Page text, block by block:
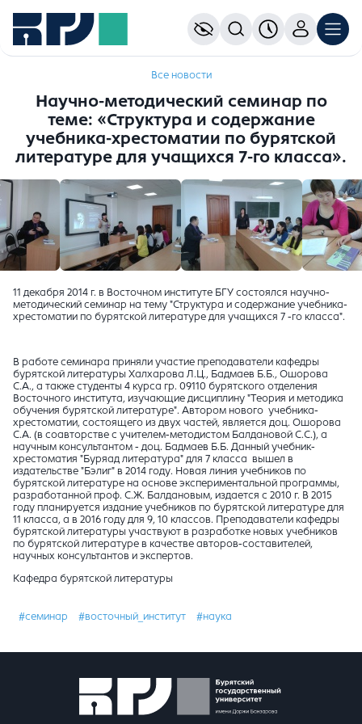
Все новости
Научно-методический семинар по
теме: «Структура и содержание
учебника-хрестоматии по бурятской
литературе для учащихся 7-го класса».
11 декабря 2014 г. в Восточном институте БГУ состоялся научно-
методический семинар на тему "Структура и содержание учебника-
хрестоматии по бурятской литературе для учащихся 7 -го класса".
В работе семинара приняли участие преподаватели кафедры
бурятской литературы Халхарова Л.Ц., Бадмаев Б.Б., Ошорова
С.А., а также студенты 4 курса гр. 09110 бурятского отделения
Восточного института, изучающие дисциплину "Теория и методика
обучения бурятской литературе". Автором нового учебника-
хрестоматии, состоящего из двух частей, является доц. Ошорова
С.А. (в соавторстве с учителем-методистом Балдановой С.С.), а
научным консультантом - доц. Бадмаев Б.Б. Данный учебник-
хрестоматия "Буряад литература" для 7 класса вышел в
издательстве "Бэлиг" в 2014 году. Новая линия учебников по
бурятской литературе на основе экспериментальной программы,
разработанной проф. С.Ж. Балдановым, издается с 2010 г. В 2015
году планируется издание учебников по бурятской литературе для
11 класса, а в 2016 году для 9, 10 классов. Преподаватели кафедры
бурятской литературы участвуют в разработке новых учебников
по бурятской литературе в качестве авторов-составителей,
научных консультантов и экспертов.
Кафедра бурятской литературы
#семинар #восточный_институт #наука